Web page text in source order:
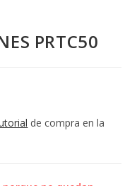
PRTC50
de compra en la